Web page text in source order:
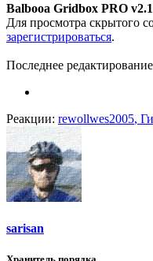
Balbooa Gridbox PRO
Для просмотра скрытого
зарегистрироваться.
Последнее
Реакции: rewollwes2005,
sarisan